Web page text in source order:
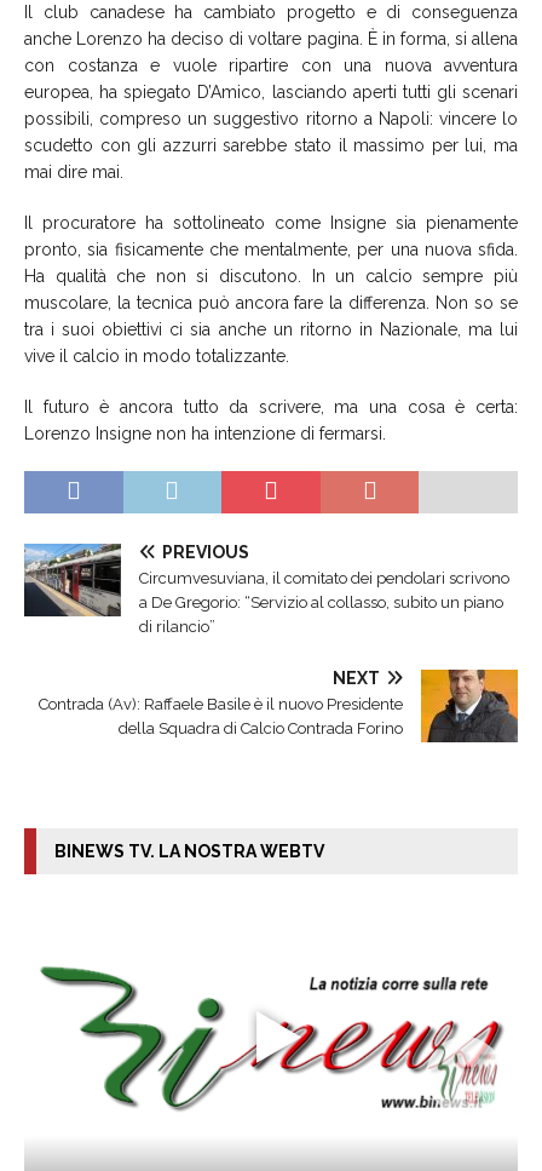
Il club canadese ha cambiato progetto e di conseguenza
anche Lorenzo ha deciso di voltare pagina. È in forma, si allena
con costanza e vuole ripartire con una nuova avventura
europea, ha spiegato D’Amico, lasciando aperti tutti gli scenari
possibili, compreso un suggestivo ritorno a Napoli: vincere lo
scudetto con gli azzurri sarebbe stato il massimo per lui, ma
mai dire mai.
Il procuratore ha sottolineato come Insigne sia pienamente
pronto, sia fisicamente che mentalmente, per una nuova sfida.
Ha qualità che non si discutono. In un calcio sempre più
muscolare, la tecnica può ancora fare la differenza. Non so se
tra i suoi obiettivi ci sia anche un ritorno in Nazionale, ma lui
vive il calcio in modo totalizzante.
Il futuro è ancora tutto da scrivere, ma una cosa è certa:
Lorenzo Insigne non ha intenzione di fermarsi.
PREVIOUS
Circumvesuviana, il comitato dei pendolari scrivono
a De Gregorio: “Servizio al collasso, subito un piano
di rilancio”
NEXT
Contrada (Av): Raffaele Basile è il nuovo Presidente
della Squadra di Calcio Contrada Forino
BINEWS TV. LA NOSTRA WEBTV